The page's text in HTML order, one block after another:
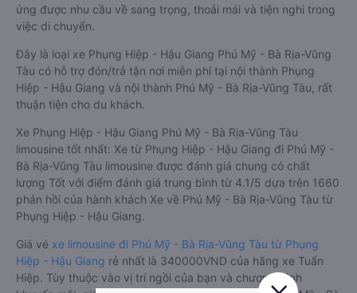
ứng được nhu cầu về sang trọng, thoải mái và tiện nghi trong
việc di chuyển.
Đây là loại xe Phụng Hiệp - Hậu Giang Phú Mỹ - Bà Rịa-Vũng
Tàu có hỗ trợ đón/trả tận nơi miễn phí tại nội thành Phụng
Hiệp - Hậu Giang và nội thành Phú Mỹ - Bà Rịa-Vũng Tàu, rất
thuận tiện cho du khách.
Xe Phụng Hiệp - Hậu Giang Phú Mỹ - Bà Rịa-Vũng Tàu
limousine tốt nhất: Xe từ Phụng Hiệp - Hậu Giang đi Phú Mỹ -
Bà Rịa-Vũng Tàu limousine được đánh giá chung có chất
lượng Tốt với điểm đánh giá trung bình từ 4.1/5 dựa trên 1660
phản hồi của hành khách Xe về Phú Mỹ - Bà Rịa-Vũng Tàu từ
Phụng Hiệp - Hậu Giang.
Giá vé xe limousine đi Phú Mỹ - Bà Rịa-Vũng Tàu từ Phụng
Hiệp - Hậu Giang rẻ nhất là 340000VND của hãng xe Tuấn
Hiệp. Tùy thuộc vào vị trí ngồi của bạn và chương trình